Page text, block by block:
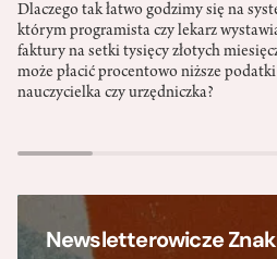
Dlaczego tak łatwo godzimy się na
którym programista czy lekarz
faktury na setki tysięcy złotych
może płacić procentowo niższe
nauczycielka czy urzędniczka?
Newsletterowicze